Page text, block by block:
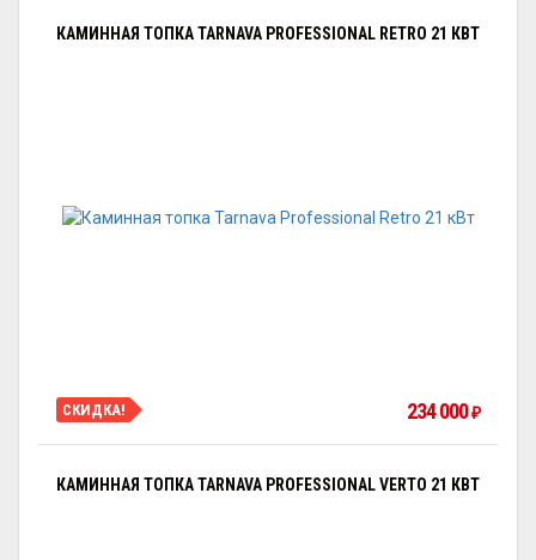
КАМИННАЯ ТОПКА TARNAVA PROFESSIONAL RETRO 21 КВТ
СКИДКА! 234 000₽
КАМИННАЯ ТОПКА TARNAVA PROFESSIONAL VERTO 21 КВТ